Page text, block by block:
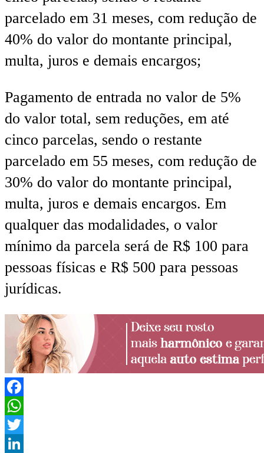
parcelado em 31 meses, com redução de
40% do valor do montante principal,
multa, juros e demais encargos;
Pagamento de entrada no valor de 5%
do valor total, sem reduções, em até
cinco parcelas, sendo o restante
parcelado em 55 meses, com redução de
30% do valor do montante principal,
multa, juros e demais encargos. Em
qualquer das modalidades, o valor
mínimo da parcela será de R$ 100 para
pessoas físicas e R$ 500 para pessoas
jurídicas.
Facebook
WhatsApp
Twitter